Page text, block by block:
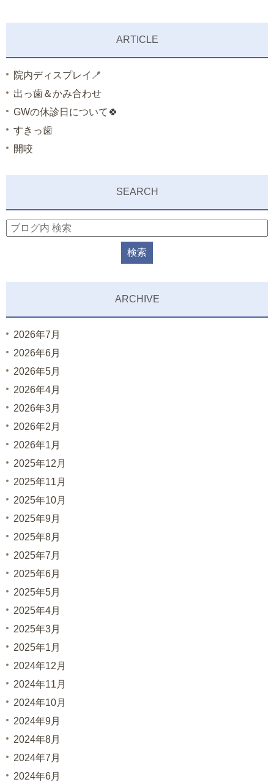
ARTICLE
院内ディスプレイ🪥
出っ歯＆かみ合わせ
GWの休診日について🍀
すきっ歯
開咬
SEARCH
ARCHIVE
2026年7月
2026年6月
2026年5月
2026年4月
2026年3月
2026年2月
2026年1月
2025年12月
2025年11月
2025年10月
2025年9月
2025年8月
2025年7月
2025年6月
2025年5月
2025年4月
2025年3月
2025年1月
2024年12月
2024年11月
2024年10月
2024年9月
2024年8月
2024年7月
2024年6月